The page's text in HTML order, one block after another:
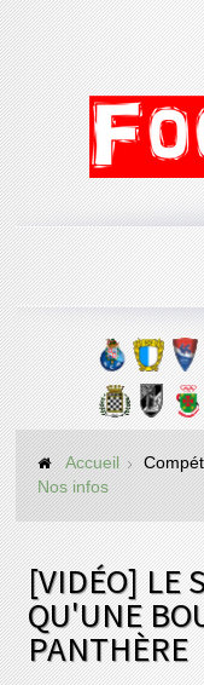
Accueil
Nos infos
[VIDÉO] LE
QU'UNE
PANTHÈRE